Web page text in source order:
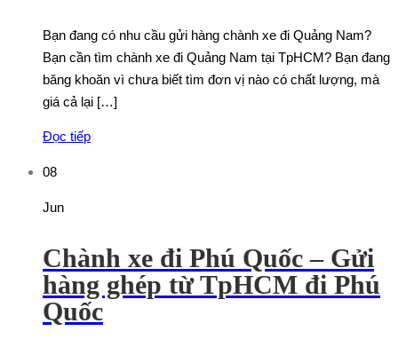
Bạn đang có nhu cầu gửi hàng chành xe đi Quảng Nam?
Bạn cần tìm chành xe đi Quảng Nam tại TpHCM? Bạn đang
băng khoăn vì chưa biết tìm đơn vị nào có chất lượng, mà
giá cả lại […]
Đọc tiếp
08
Jun
Chành xe đi Phú Quốc – Gửi
hàng ghép từ TpHCM đi Phú
Quốc